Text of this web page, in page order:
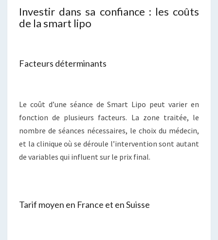
Investir dans sa confiance : les coûts
de la smart lipo
Facteurs déterminants
Le coût d’une séance de Smart Lipo peut varier en
fonction de plusieurs facteurs. La zone traitée, le
nombre de séances nécessaires, le choix du médecin,
et la clinique où se déroule l’intervention sont autant
de variables qui influent sur le prix final.
Tarif moyen en France et en Suisse